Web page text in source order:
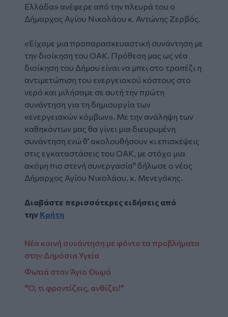
Ελλάδα» ανέφερε από την πλευρά του ο
Δήμαρχος Αγίου Νικολάου κ. Αντώνης Ζερβός.
«Είχαμε μια προπαρασκευαστική συνάντηση με
την διοίκηση του ΟΑΚ. Πρόθεση μας ως νέα
διοίκηση του Δήμου είναι να μπει στο τραπέζι η
αντιμετώπιση του ενεργειακού κόστους στο
νερό και μιλήσαμε σε αυτή την πρώτη
συνάντηση για τη δημιουργία των
«ενεργειακών κόμβων». Με την ανάληψη των
καθηκόντων μας θα γίνει μια διευρυμένη
συνάντηση ενώ θ' ακολουθήσουν κι επισκέψεις
στις εγκαταστάσεις του ΟΑΚ, με στόχο μια
ακόμη πιο στενή συνεργασία" δήλωσε ο νέος
Δήμαρχος Αγίου Νικολάου, κ. Μενεγάκης.
Διαβάστε περισσότερες ειδήσεις από
την Κρήτη
Νέα κοινή συνάντηση με φόντο τα προβλήματα
στην Δημόσια Υγεία
Φωτιά στον Άγιο Θωμά
"Ό, τι φροντίζεις, ανθίζει!"